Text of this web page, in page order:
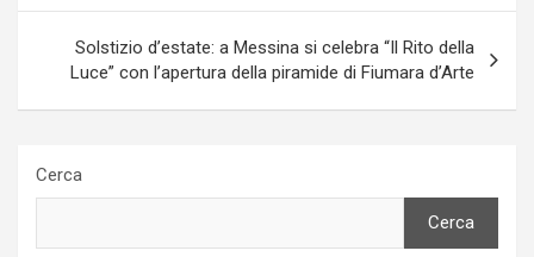
Solstizio d’estate: a Messina si celebra “Il Rito della
Luce” con l’apertura della piramide di Fiumara d’Arte
Cerca
Cerca